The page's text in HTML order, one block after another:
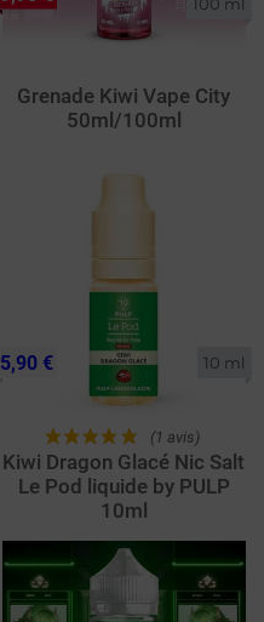
Grenade Kiwi Vape City
50ml/100ml
10 ml
(1 avis)
Kiwi Dragon Glacé Nic Salt
Le Pod liquide by PULP
10ml
5,90 €